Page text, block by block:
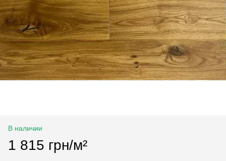
В наличии
1 815 грн/м²